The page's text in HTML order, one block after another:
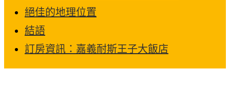
絕佳的地理位置
結語
訂房資訊：嘉義耐斯王子大飯店